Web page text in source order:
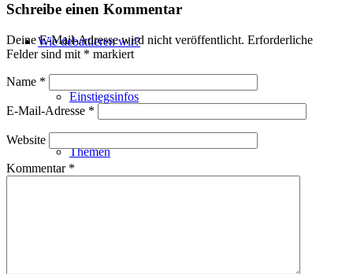
Wie debattieren wir?
Einstiegsinfos
Themen
Schreibe einen Kommentar
Deine E-Mail-Adresse wird nicht veröffentlicht. Erforderliche
Felder sind mit * markiert
Name *
E-Mail-Adresse *
Website
Kommentar *